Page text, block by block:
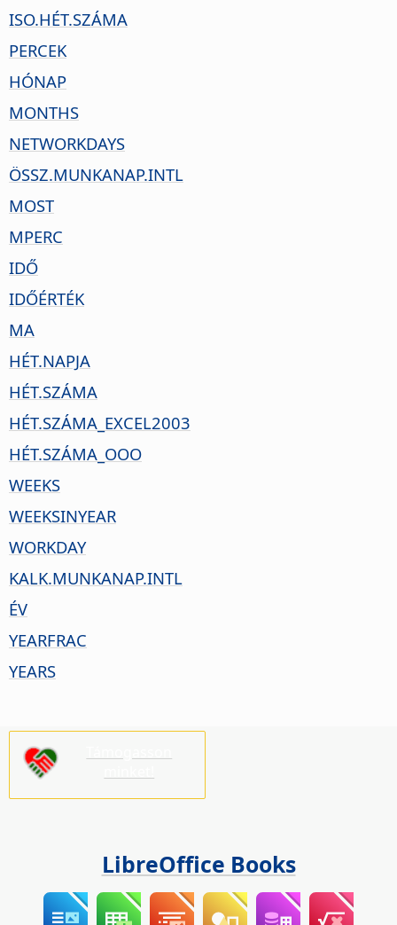
ISO.HÉT.SZÁMA
PERCEK
HÓNAP
MONTHS
NETWORKDAYS
ÖSSZ.MUNKANAP.INTL
MOST
MPERC
IDŐ
IDŐÉRTÉK
MA
HÉT.NAPJA
HÉT.SZÁMA
HÉT.SZÁMA_EXCEL2003
HÉT.SZÁMA_OOO
WEEKS
WEEKSINYEAR
WORKDAY
KALK.MUNKANAP.INTL
ÉV
YEARFRAC
YEARS
LibreOffice Books